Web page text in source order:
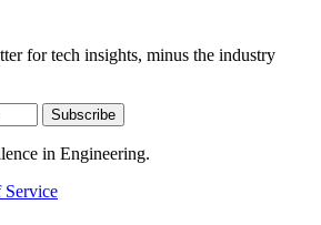
for tech insights, minus the industry
Subscribe
in Engineering.
Service